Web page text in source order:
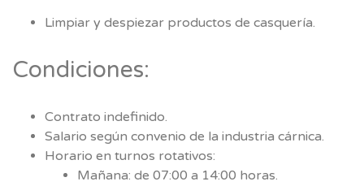
Limpiar y despiezar productos de casquería.
Condiciones:
Contrato indefinido.
Salario según convenio de la industria cárnica.
Horario en turnos rotativos:
Mañana: de 07:00 a 14:00 horas.